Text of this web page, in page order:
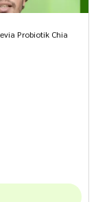
Probiotik Chia